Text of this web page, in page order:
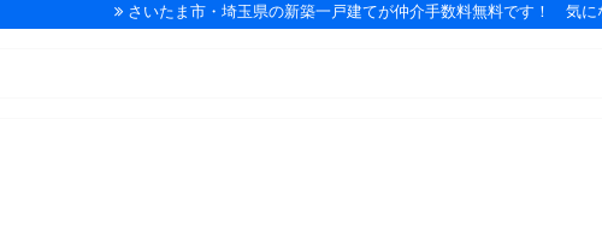
さいたま市・埼玉県の新築一戸建てが仲介手数料無料です！ 気に